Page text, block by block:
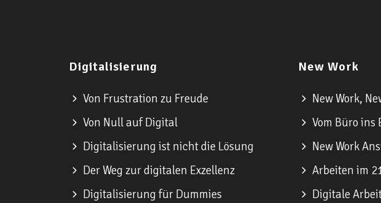
Digitalisierung
Von Frustration zu Freude
Von Null auf Digital
Digitalisierung ist nicht die Lösung
Der Weg zur digitalen Exzellenz
Digitalisierung für Dummies
New Work
New Work,
Vom Büro ins
New Work
Arbeiten im
Digitale